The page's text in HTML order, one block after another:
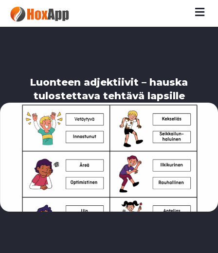
Luonteen adjektiivit – hauska
tulostettava tehtävä lapsille